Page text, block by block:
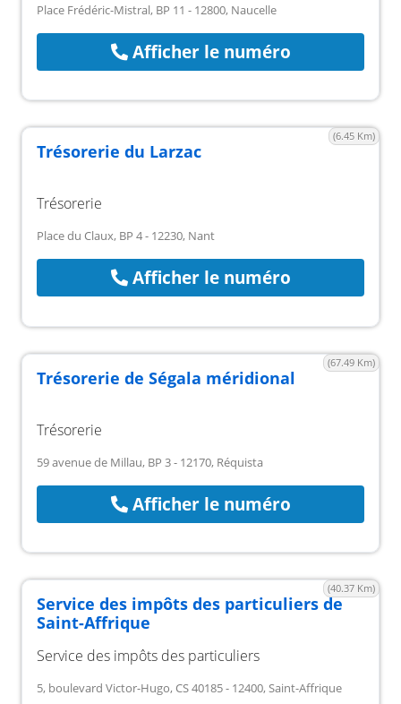
Place Frédéric-Mistral, BP 11 - 12800, Naucelle
Afficher le numéro
(6.45 Km)
Trésorerie du Larzac
Trésorerie
Place du Claux, BP 4 - 12230, Nant
Afficher le numéro
(67.49 Km)
Trésorerie de Ségala méridional
Trésorerie
59 avenue de Millau, BP 3 - 12170, Réquista
Afficher le numéro
(40.37 Km)
Service des impôts des particuliers de
Saint-Affrique
Service des impôts des particuliers
5, boulevard Victor-Hugo, CS 40185 - 12400, Saint-Affrique